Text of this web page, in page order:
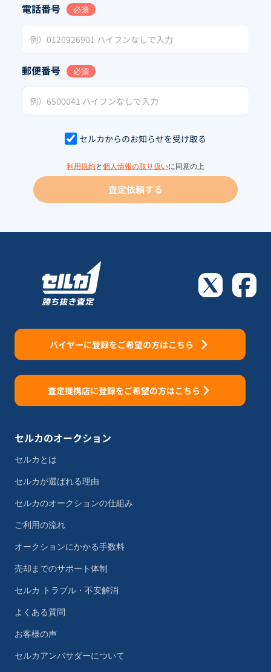
電話番号 必須
郵便番号 必須
セルカからのお知らせを受け取る
利用規約と 個人情報の取り扱いに同意の上
査定依頼する
バイヤーに登録をご希望の方はこちら
査定提携店に登録をご希望の方はこちら
セルカのオークション
セルカとは
セルカが選ばれる理由
セルカのオークションの仕組み
ご利用の流れ
オークションにかかる手数料
売却までのサポート体制
セルカ トラブル・不安解消
よくある質問
お客様の声
セルカアンバサダーについて